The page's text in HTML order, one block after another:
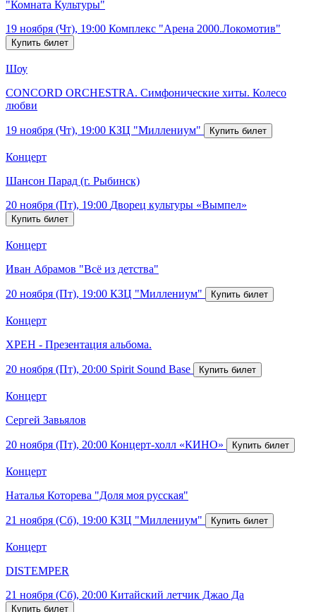
"Комната Культуры"
19 ноября (Чт), 19:00 Комплекс "Арена 2000.Локомотив"
Шоу
CONCORD ORCHESTRA. Симфонические хиты. Колесо
любви
19 ноября (Чт), 19:00 КЗЦ "Миллениум"
Концерт
Шансон Парад (г. Рыбинск)
20 ноября (Пт), 19:00 Дворец культуры «Вымпел»
Концерт
Иван Абрамов "Всё из детства"
20 ноября (Пт), 19:00 КЗЦ "Миллениум"
Концерт
ХРЕН - Презентация альбома.
20 ноября (Пт), 20:00 Spirit Sound Base
Концерт
Сергей Завьялов
20 ноября (Пт), 20:00 Концерт-холл «КИНО»
Концерт
Наталья Которева "Доля моя русская"
21 ноября (Сб), 19:00 КЗЦ "Миллениум"
Концерт
DISTEMPER
21 ноября (Сб), 20:00 Китайский летчик Джао Да